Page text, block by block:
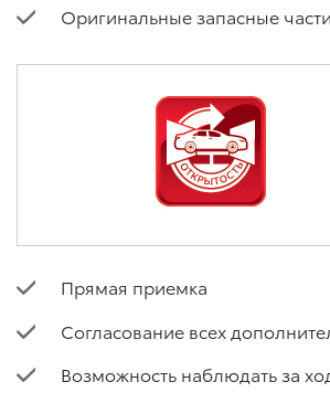
Оригинальные запасные части
Прямая приемка
Согласование всех
Возможность наблюдать за